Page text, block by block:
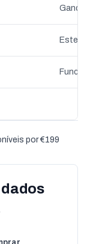
Gandra,
Esteval,
Funchal,
por €199